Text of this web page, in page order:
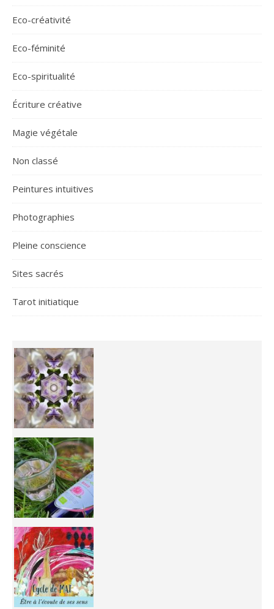
Eco-créativité
Eco-féminité
Eco-spiritualité
Écriture créative
Magie végétale
Non classé
Peintures intuitives
Photographies
Pleine conscience
Sites sacrés
Tarot initiatique
Inhabit your body and understand its